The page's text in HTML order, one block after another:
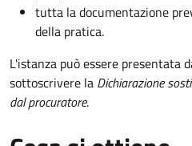
tutta la documentazione
della pratica.
L'istanza può essere presentata
sottoscrivere la Dichiarazione
dal procuratore.